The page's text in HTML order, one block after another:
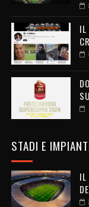
IL
STADI E
IL